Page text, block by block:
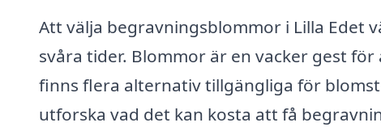
Att välja begravningsblommor i Lilla Edet
svåra tider. Blommor är en vacker gest
finns flera alternativ tillgängliga för
utforska vad det kan kosta att få